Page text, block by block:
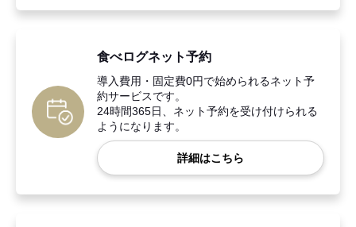
食べログネット予約
導入費用・固定費0円で始められるネット予
約サービスです。
24時間365日、ネット予約を受け付けられる
ようになります。
詳細はこちら